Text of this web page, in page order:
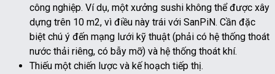
công nghiệp. Ví dụ, một xưởng sushi không thể được xây
dựng trên 10 m2, vì điều này trái với SanPiN. Cần đặc
biệt chú ý đến mạng lưới kỹ thuật (phải có hệ thống thoát
nước thải riêng, có bẫy mỡ) và hệ thống thoát khí.
Thiếu một chiến lược và kế hoạch tiếp thị.